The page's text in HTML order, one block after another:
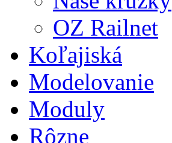
OZ Railnet
Koľajiská
Modelovanie
Moduly
Rôzne